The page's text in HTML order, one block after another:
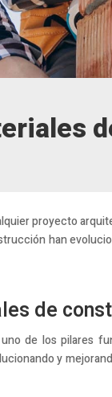
proyecto
han
de
de los pilares
y